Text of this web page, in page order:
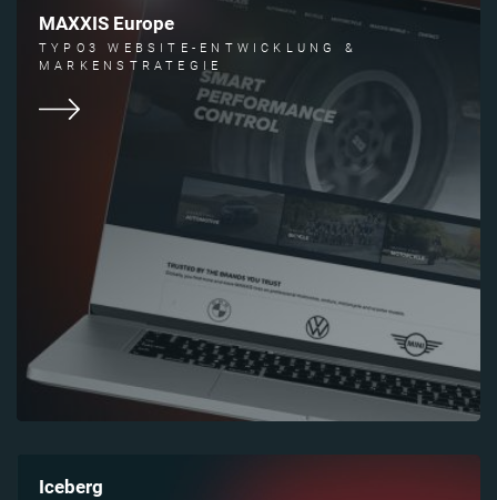
MAXXIS Europe
TYPO3 WEBSITE-ENTWICKLUNG &
MARKENSTRATEGIE
Iceberg